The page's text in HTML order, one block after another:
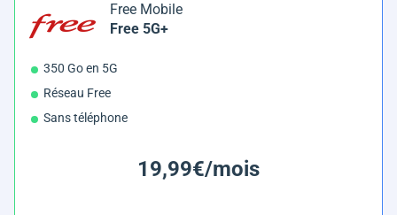
Free Mobile
Free 5G+
350 Go en 5G
Réseau Free
Sans téléphone
19,99€/mois